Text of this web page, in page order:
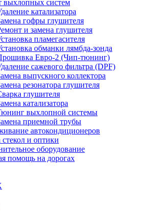
выхлопных систем
катализатора
гофры глушителя
и замена глушителя
пламегасителя
обманки лямбда-зонда
Евро-2 (Чип-тюнинг)
сажевого фильтра (DPF)
выпускного коллектора
резонатора глушителя
глушителя
катализатора
выхлопной системы
приемной трубы
автокондиционеров
стекол и оптики
оборудование
помощь на дорогах